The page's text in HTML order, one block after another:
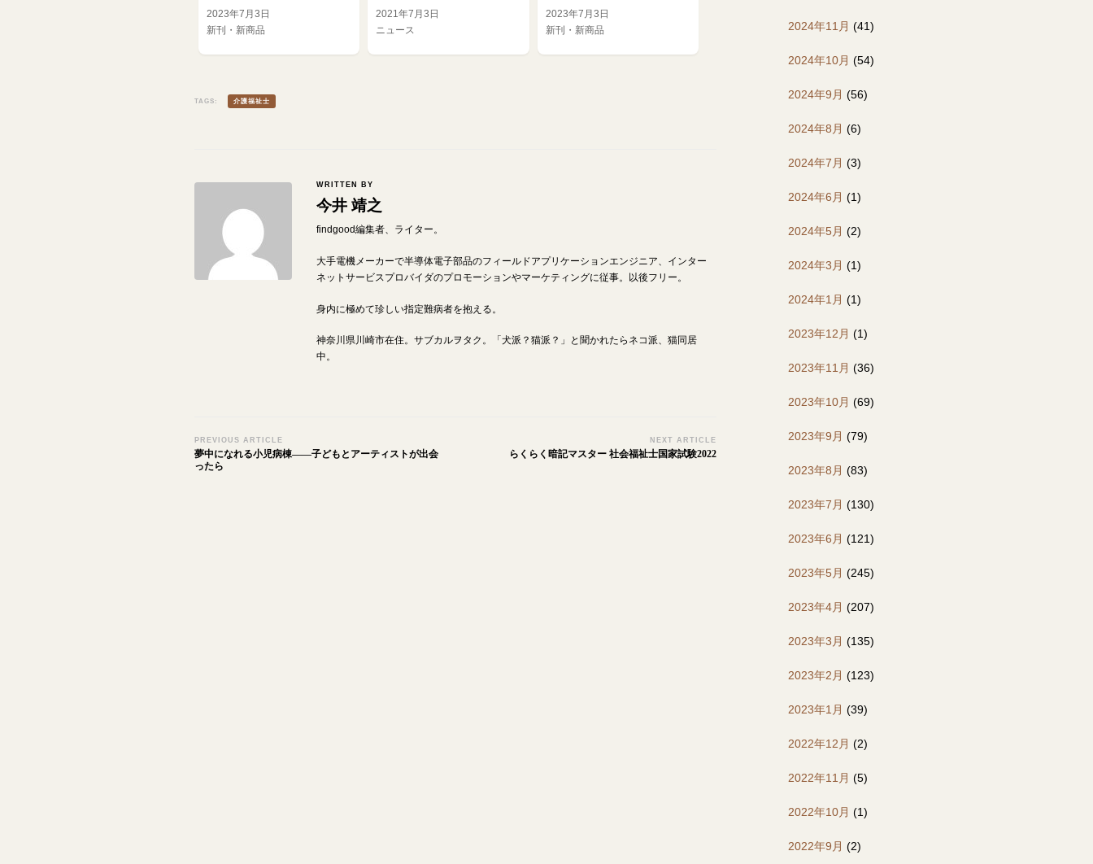
2023年7月3日
新刊・新商品
2021年7月3日
ニュース
2023年7月3日
新刊・新商品
TAGS: 介護福祉士
WRITTEN BY
今井 靖之
findgood編集者、ライター。
大手電機メーカーで半導体電子部品のフィールドアプリケーションエンジニア、インター
ネットサービスプロバイダのプロモーションやマーケティングに従事。以後フリー。
身内に極めて珍しい指定難病者を抱える。
神奈川県川崎市在住。サブカルヲタク。「犬派？猫派？」と聞かれたらネコ派、猫同居
中。
Post
Navigation
PREVIOUS ARTICLE
夢中になれる小児病棟――子どもとアーティストが出会
ったら
NEXT ARTICLE
らくらく暗記マスター 社会福祉士国家試験2022
2024年11月 (41)
2024年10月 (54)
2024年9月 (56)
2024年8月 (6)
2024年7月 (3)
2024年6月 (1)
2024年5月 (2)
2024年3月 (1)
2024年1月 (1)
2023年12月 (1)
2023年11月 (36)
2023年10月 (69)
2023年9月 (79)
2023年8月 (83)
2023年7月 (130)
2023年6月 (121)
2023年5月 (245)
2023年4月 (207)
2023年3月 (135)
2023年2月 (123)
2023年1月 (39)
2022年12月 (2)
2022年11月 (5)
2022年10月 (1)
2022年9月 (2)